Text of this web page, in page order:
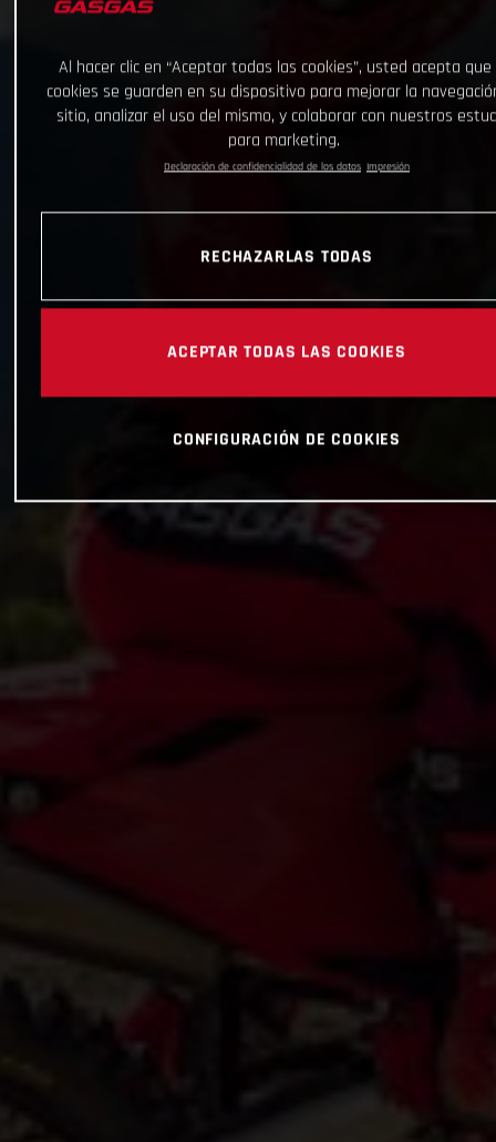
Al hacer clic en “Aceptar todas las cookies”, usted acepta que
cookies se guarden en su dispositivo para mejorar la
sitio, analizar el uso del mismo, y colaborar con nuestros
para marketing.
Declaración de confidencialidad de los datos Impresión
RECHAZARLAS TODAS
ACEPTAR TODAS LAS COOKIES
CONFIGURACIÓN DE COOKIES